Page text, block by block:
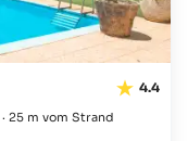
4.4
· 25 m vom Strand